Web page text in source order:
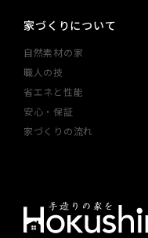
家づくりについて
自然素材の家
職人の技
省エネと性能
安心・​保証​
家づくりの​流れ